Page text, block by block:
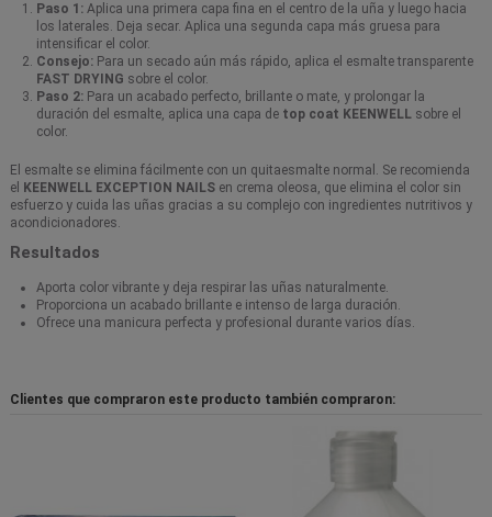
Paso 1: Aplica una primera capa fina en el centro de la uña y luego hacia
los laterales. Deja secar. Aplica una segunda capa más gruesa para
intensificar el color.
Consejo: Para un secado aún más rápido, aplica el esmalte transparente
FAST DRYING sobre el color.
Paso 2: Para un acabado perfecto, brillante o mate, y prolongar la
duración del esmalte, aplica una capa de top coat KEENWELL sobre el
color.
El esmalte se elimina fácilmente con un quitaesmalte normal. Se recomienda
el
KEENWELL EXCEPTION NAILS en crema oleosa, que elimina el color sin
esfuerzo y cuida las uñas gracias a su complejo con ingredientes nutritivos y
acondicionadores.
Resultados
Aporta color vibrante y deja respirar las uñas naturalmente.
Proporciona un acabado brillante e intenso de larga duración.
Ofrece una manicura perfecta y profesional durante varios días.
Clientes que compraron este producto también compraron: